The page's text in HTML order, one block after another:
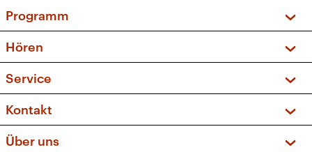
Programm
Sendungen und Podcasts
Musikliste
Kakadu – Das Kinderprogramm
Hören
Frequenzen (UKW + DAB+)
Service
FAQ
Apps
Newsletter
Kontakt
Über uns